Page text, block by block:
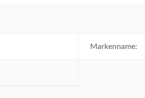
Markenname: